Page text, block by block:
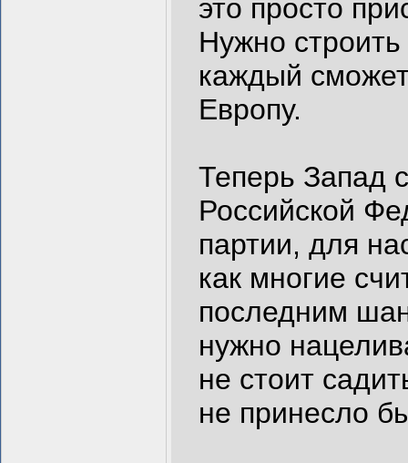
это просто
Нужно
каждый
Европу.
Теперь Запад
Российской
партии, для
как многие
последним
нужно
не стоит
не принесло